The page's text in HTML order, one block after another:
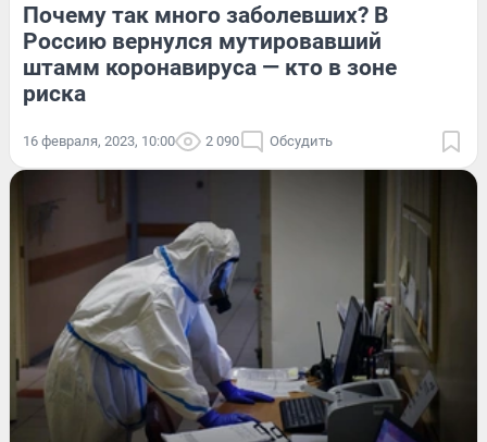
Почему так много заболевших? В
Россию вернулся мутировавший
штамм коронавируса — кто в зоне
риска
16 февраля, 2023, 10:00 2 090 Обсудить